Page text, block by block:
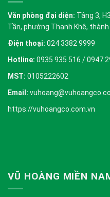
Văn phòng đại diện: Tầng 3,
Tần, phường Thanh Khê,
Điện thoại: 024 3382 9999
Hotline: 0935 935 516 / 0947
MST: 0105222602
Email:
https://vuhoangco.com.vn
VŨ HOÀNG MIỀN